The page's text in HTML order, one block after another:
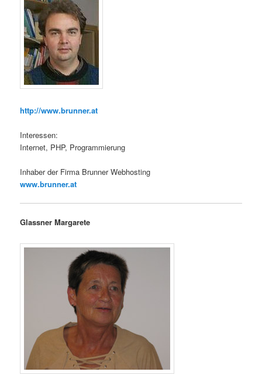
http://www.brunner.at
Interessen:
Internet, PHP, Programmierung
Inhaber der Firma Brunner Webhosting
www.brunner.at
Glassner Margarete